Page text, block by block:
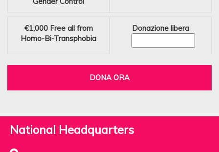
€1,000 Free all from
Homo-Bi-Transphobia
Donazione libera
DONA ORA
National Headquarters